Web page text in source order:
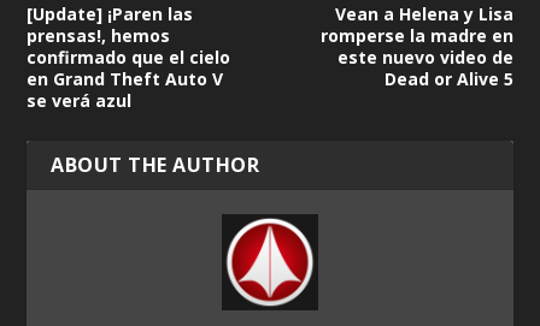
[Update] ¡Paren las
prensas!, hemos
confirmado que el cielo
en Grand Theft Auto V
se verá azul
Vean a Helena y Lisa
romperse la madre en
este nuevo video de
Dead or Alive 5
ABOUT THE AUTHOR